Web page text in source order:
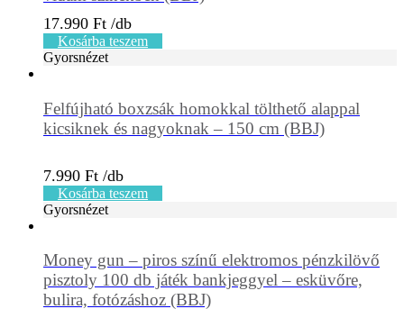
17.990 Ft
Kosárba teszem
Gyorsnézet
Felfújható boxzsák homokkal tölthető alappal
kicsiknek és nagyoknak – 150 cm (BBJ)
7.990 Ft
Kosárba teszem
Gyorsnézet
Money gun – piros színű elektromos pénzkilövő
pisztoly 100 db játék bankjeggyel – esküvőre,
bulira, fotózáshoz (BBJ)